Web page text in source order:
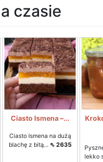
czasie
Ciasto Ismena –...
Ciasto Ismena na dużą
blachę z bitą... ⇖ 2635
lekko